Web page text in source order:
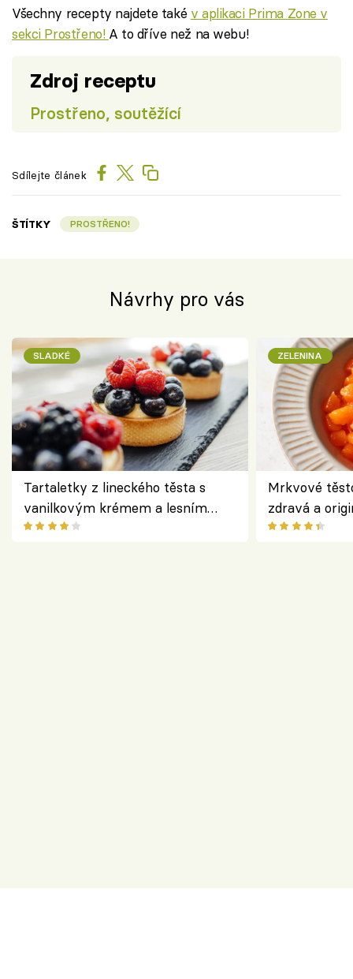
Všechny recepty najdete také v aplikaci Prima Zone v
sekci Prostřeno! A to dříve než na webu!
Zdroj receptu
Prostřeno, soutěžící
Sdílejte článek
ŠTÍTKY PROSTŘENO!
Návrhy pro vás
SLADKÉ
Tartaletky z lineckého těsta s
vanilkovým krémem a lesním
ovocem podle Bread Society
ZELENINA
Mrkvové
zdravá a
klasiky